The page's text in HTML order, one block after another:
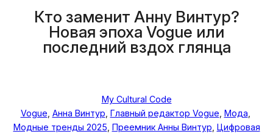
Кто заменит Анну Винтур?
Новая эпоха Vogue или
последний вздох глянца
My Cultural Code
Vogue Анна Винтур Главный редактор Vogue Мода
Модные тренды 2025 Преемник Анны Винтур Цифровая